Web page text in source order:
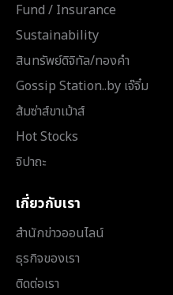
Fund / Insurance
Sustainability
สินทรัพย์ดิจิทัล/ทองคำ
Gossip Station..by เจ๊จิ๋ม
ส้มซ่าส์ขาเม้าส์
Hot Stocks
จิปาถะ
เกี่ยวกับเรา
สำนักข่าวออนไลน์
ธุรกิจของเรา
ติดต่อเรา